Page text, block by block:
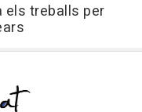
els treballs per